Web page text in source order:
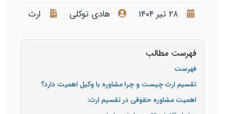
۲۸ تیر ۱۴۰۴ هادی توکلی ارث
فهرست مطالب
فهرست
تقسیم ارث چیست و چرا مشاوره با وکیل اهمیت دارد؟
اهمیت مشاوره حقوقی در تقسیم ارث: